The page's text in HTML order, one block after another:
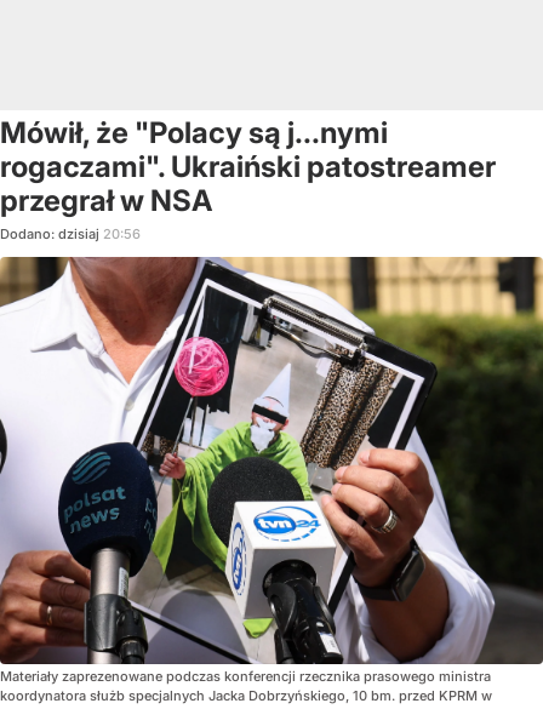
Mówił, że "Polacy są j...nymi
rogaczami". Ukraiński patostreamer
przegrał w NSA
Dodano: dzisiaj 20:56
Materiały zaprezenowane podczas konferencji rzecznika prasowego ministra
koordynatora służb specjalnych Jacka Dobrzyńskiego, 10 bm. przed KPRM w